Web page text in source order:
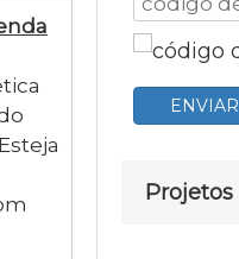
ENVIAR
Projetos